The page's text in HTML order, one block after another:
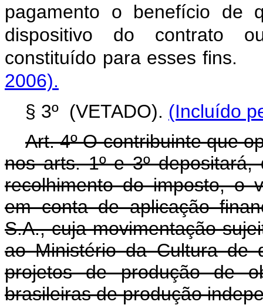
pagamento o benefício de
dispositivo do contrato
constituído para esses
2006).
§ 3º (VETADO). (Incluído
Art. 4º O contribuinte que
nos arts. 1º e 3º
recolhimento do imposto, o
em conta de aplicação
S.A., cuja movimentação
ao Ministério da Cultura de
projetos de produção de
brasileiras de produção